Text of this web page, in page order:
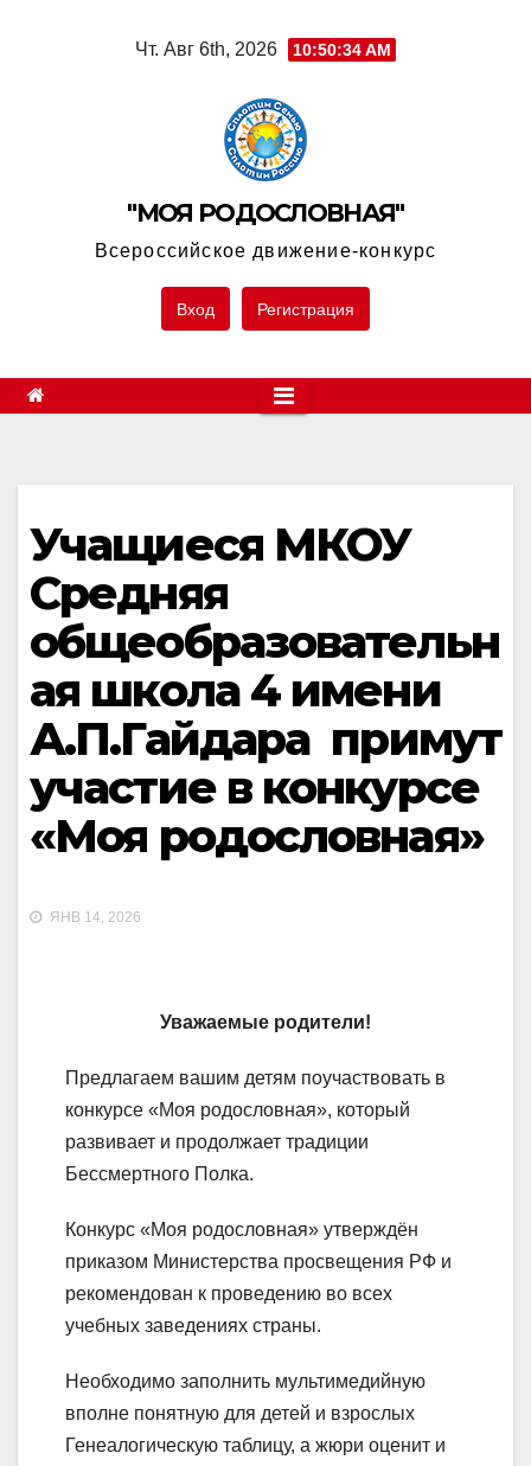
Чт. Авг 6th, 2026 10:50:34 AM
"МОЯ РОДОСЛОВНАЯ"
Всероссийское движение-конкурс
Вход Регистрация
Учащиеся МКОУ
Средняя
общеобразовательн
ая школа 4 имени
А.П.Гайдара примут
участие в конкурсе
«Моя родословная»
ЯНВ 14, 2026
Уважаемые родители!
Предлагаем вашим детям поучаствовать в
конкурсе «Моя родословная», который
развивает и продолжает традиции
Бессмертного Полка.
Конкурс «Моя родословная» утверждён
приказом Министерства просвещения РФ и
рекомендован к проведению во всех
учебных заведениях страны.
Необходимо заполнить мультимедийную
вполне понятную для детей и взрослых
Генеалогическую таблицу, а жюри оценит и